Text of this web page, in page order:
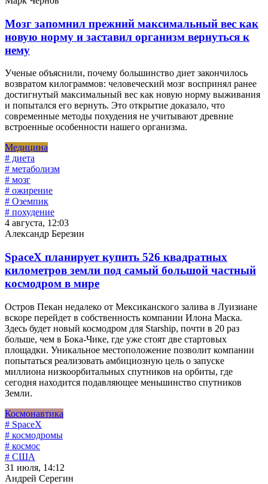
Мозг запомнил прежний максимальный вес как
новую норму и заставил организм вернуться к
нему
Ученые объяснили, почему большинство диет закончилось
возвратом килограммов: человеческий мозг воспринял ранее
достигнутый максимальный вес как новую норму выживания
и попытался его вернуть. Это открытие доказало, что
современные методы похудения не учитывают древние
встроенные особенности нашего организма.
Медицина
# диета
# метаболизм
# мозг
# ожирение
# Оземпик
# похудение
4 августа, 12:03
Александр Березин
SpaceX планирует купить 526 квадратных
километров земли под самый большой частный
космодром в мире
Остров Пекан недалеко от Мексиканского залива в Луизиане
вскоре перейдет в собственность компании Илона Маска.
Здесь будет новый космодром для Starship, почти в 20 раз
больше, чем в Бока-Чике, где уже стоят две стартовых
площадки. Уникальное местоположение позволит компании
попытаться реализовать амбициозную цель о запуске
миллиона низкоорбитальных спутников на орбиты, где
сегодня находится подавляющее меньшинство спутников
Земли.
Космонавтика
# SpaceX
# космодромы
# космос
# США
31 июля, 14:12
Андрей Серегин